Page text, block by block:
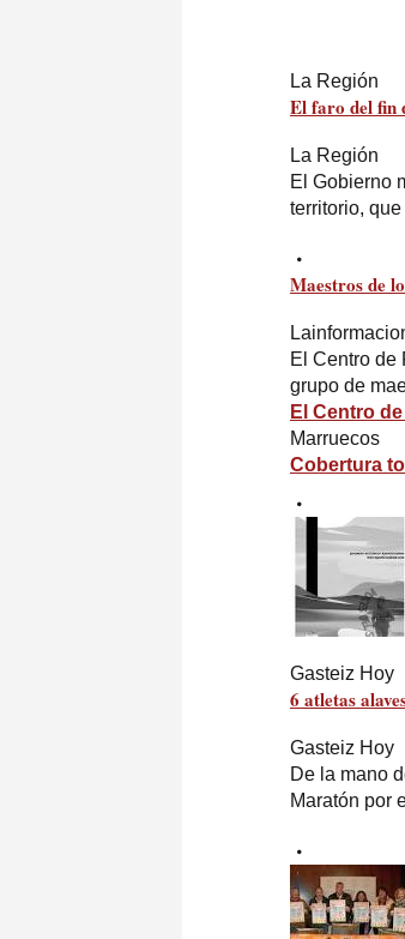
La Región
El faro del fin
La Región
El Gobierno
territorio,
Maestros de
El Centro de
grupo de
El Centro
Marruecos
Cobertura
Gasteiz Hoy
6 atletas
Gasteiz Hoy
De la mano
Maratón por